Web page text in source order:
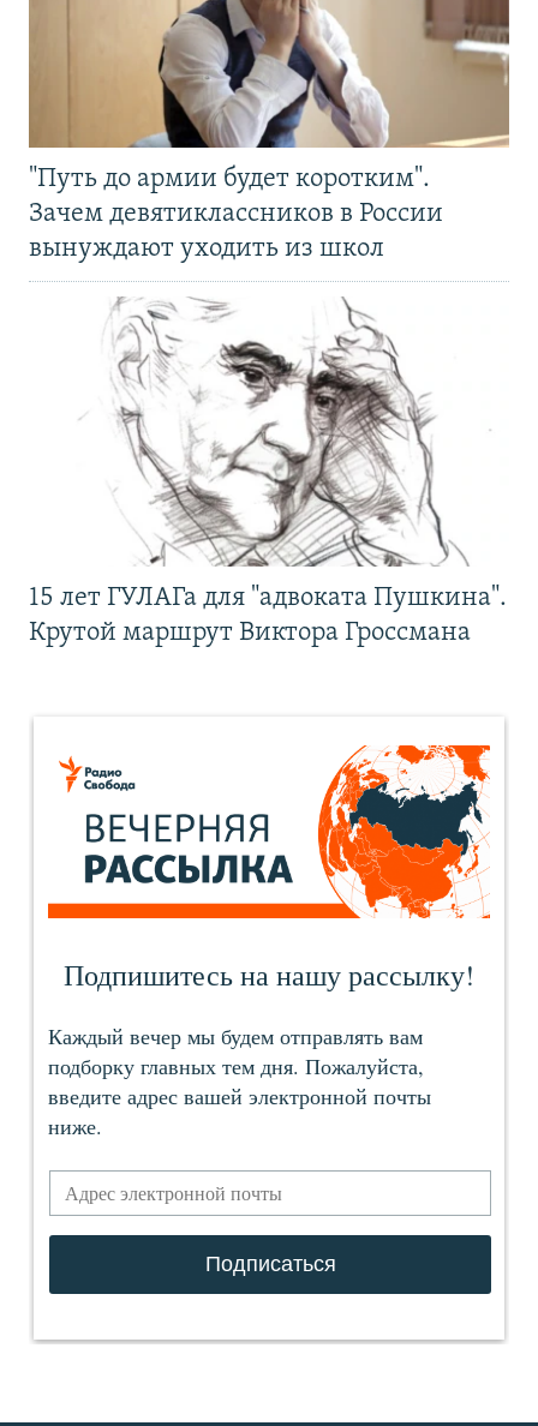
"Путь до армии будет коротким".
Зачем девятиклассников в России
вынуждают уходить из школ
15 лет ГУЛАГа для "адвоката Пушкина".
Крутой маршрут Виктора Гроссмана